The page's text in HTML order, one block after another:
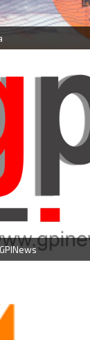
CEEI Torrefarrera